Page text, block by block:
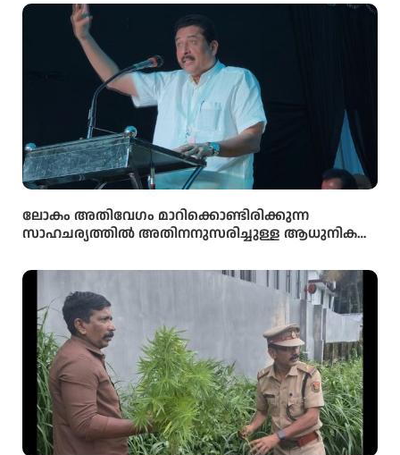
ലോകം അതിവേഗം മാറിക്കൊണ്ടിരിക്കുന്ന
സാഹചര്യത്തിൽ അതിനനുസരിച്ചുള്ള ആധുനിക
വിദ്യാർഥികൾക്ക് ലഭ്യമാക്കുകയാണ് സർക്കാരിന്റെ
ലക്ഷ്യമെന്ന് സംസ്ഥാന വിദ്യാഭ്യാസ മന്ത്രി അഡ്വ.എൻ.
ഷംസുദ്ദീൻ